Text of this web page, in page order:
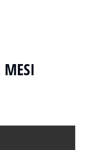
MESI